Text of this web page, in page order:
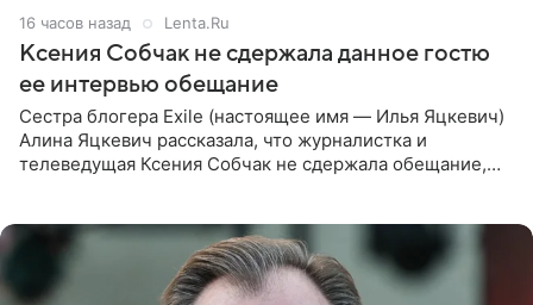
16 часов назад Lenta.Ru
Ксения Собчак не сдержала данное гостю
ее интервью обещание
Сестра блогера Exile (настоящее имя — Илья Яцкевич)
Алина Яцкевич рассказала, что журналистка и
телеведущая Ксения Собчак не сдержала обещание,